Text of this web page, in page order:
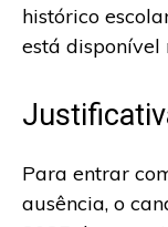
histórico
está disponível
Para entrar
ausência, o